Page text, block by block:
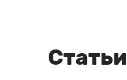
Статьи